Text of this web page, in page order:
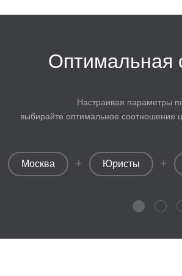
Оптимальная
Настраивая параметры
выбирайте оптимальное соотношение
Москва + Юристы +